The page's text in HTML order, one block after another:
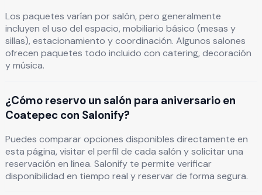
Los paquetes varían por salón, pero generalmente
incluyen el uso del espacio, mobiliario básico (mesas y
sillas), estacionamiento y coordinación. Algunos salones
ofrecen paquetes todo incluido con catering, decoración
y música.
¿Cómo reservo un salón para aniversario en
Coatepec con Salonify?
Puedes comparar opciones disponibles directamente en
esta página, visitar el perfil de cada salón y solicitar una
reservación en línea. Salonify te permite verificar
disponibilidad en tiempo real y reservar de forma segura.